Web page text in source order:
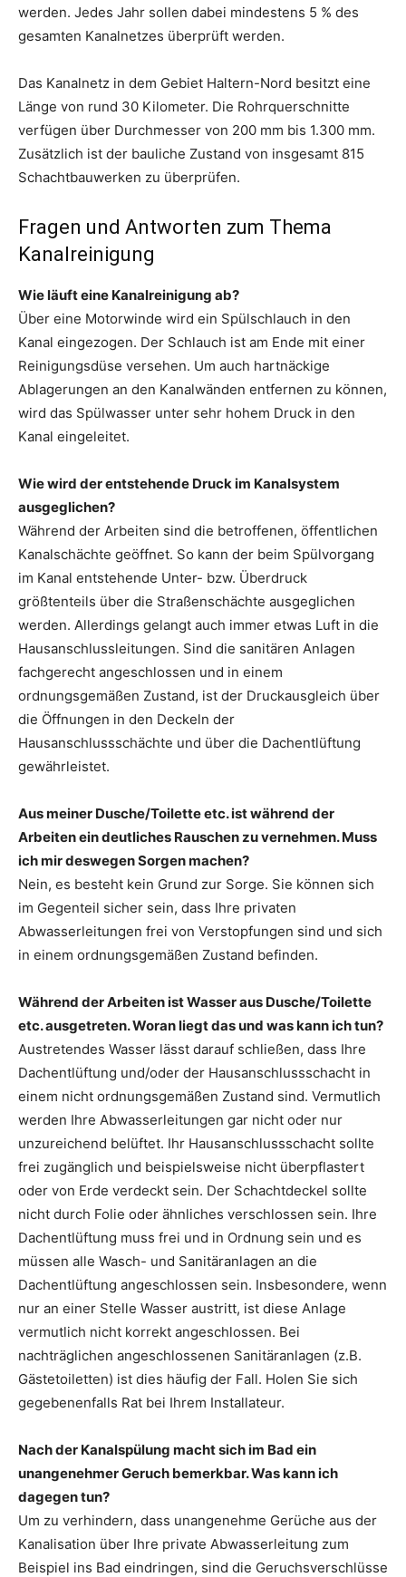
werden. Jedes Jahr sollen dabei mindestens 5 % des
gesamten Kanalnetzes überprüft werden.
Das Kanalnetz in dem Gebiet Haltern-Nord besitzt eine
Länge von rund 30 Kilometer. Die Rohrquerschnitte
verfügen über Durchmesser von 200 mm bis 1.300 mm.
Zusätzlich ist der bauliche Zustand von insgesamt 815
Schachtbauwerken zu überprüfen.
Fragen und Antworten zum Thema
Kanalreinigung
Wie läuft eine Kanalreinigung ab?
Über eine Motorwinde wird ein Spülschlauch in den
Kanal eingezogen. Der Schlauch ist am Ende mit einer
Reinigungsdüse versehen. Um auch hartnäckige
Ablagerungen an den Kanalwänden entfernen zu können,
wird das Spülwasser unter sehr hohem Druck in den
Kanal eingeleitet.
Wie wird der entstehende Druck im Kanalsystem
ausgeglichen?
Während der Arbeiten sind die betroffenen, öffentlichen
Kanalschächte geöffnet. So kann der beim Spülvorgang
im Kanal entstehende Unter- bzw. Überdruck
größtenteils über die Straßenschächte ausgeglichen
werden. Allerdings gelangt auch immer etwas Luft in die
Hausanschlussleitungen. Sind die sanitären Anlagen
fachgerecht angeschlossen und in einem
ordnungsgemäßen Zustand, ist der Druckausgleich über
die Öffnungen in den Deckeln der
Hausanschlussschächte und über die Dachentlüftung
gewährleistet.
Aus meiner Dusche/Toilette etc. ist während der
Arbeiten ein deutliches Rauschen zu vernehmen. Muss
ich mir deswegen Sorgen machen?
Nein, es besteht kein Grund zur Sorge. Sie können sich
im Gegenteil sicher sein, dass Ihre privaten
Abwasserleitungen frei von Verstopfungen sind und sich
in einem ordnungsgemäßen Zustand befinden.
Während der Arbeiten ist Wasser aus Dusche/Toilette
etc. ausgetreten. Woran liegt das und was kann ich tun?
Austretendes Wasser lässt darauf schließen, dass Ihre
Dachentlüftung und/oder der Hausanschlussschacht in
einem nicht ordnungsgemäßen Zustand sind. Vermutlich
werden Ihre Abwasserleitungen gar nicht oder nur
unzureichend belüftet. Ihr Hausanschlussschacht sollte
frei zugänglich und beispielsweise nicht überpflastert
oder von Erde verdeckt sein. Der Schachtdeckel sollte
nicht durch Folie oder ähnliches verschlossen sein. Ihre
Dachentlüftung muss frei und in Ordnung sein und es
müssen alle Wasch- und Sanitäranlagen an die
Dachentlüftung angeschlossen sein. Insbesondere, wenn
nur an einer Stelle Wasser austritt, ist diese Anlage
vermutlich nicht korrekt angeschlossen. Bei
nachträglichen angeschlossenen Sanitäranlagen (z.B.
Gästetoiletten) ist dies häufig der Fall. Holen Sie sich
gegebenenfalls Rat bei Ihrem Installateur.
Nach der Kanalspülung macht sich im Bad ein
unangenehmer Geruch bemerkbar. Was kann ich
dagegen tun?
Um zu verhindern, dass unangenehme Gerüche aus der
Kanalisation über Ihre private Abwasserleitung zum
Beispiel ins Bad eindringen, sind die Geruchsverschlüsse